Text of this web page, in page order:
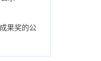
果奖的公